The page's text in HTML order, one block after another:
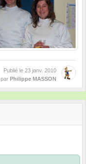
Publié le 23 janv. 2010
par Philippe MASSON